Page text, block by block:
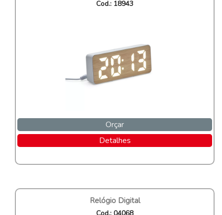
Cod.: 18943
Orçar
Detalhes
Relógio Digital